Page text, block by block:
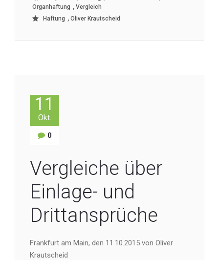
Organhaftung , Vergleich
Haftung , Oliver Krautscheid
11
Okt.
0
Vergleiche über
Einlage- und
Drittansprüche
Frankfurt am Main, den 11.10.2015 von Oliver
Krautscheid